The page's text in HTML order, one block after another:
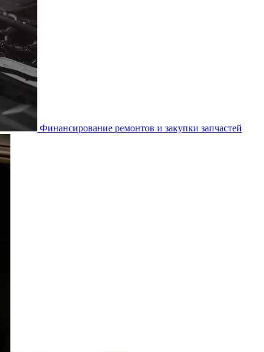
Финансирование ремонтов и закупки запчастей